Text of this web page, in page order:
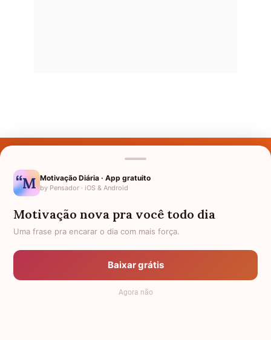
Nomes pelo Mundo
Política de Privacidade
Anuncie
Termos de Uso
Motivação Diária · App gratuito
by Pensador · iOS & Android
Motivação nova pra você todo dia
Uma frase pra encarar o dia com mais força.
Baixar grátis
Agora não